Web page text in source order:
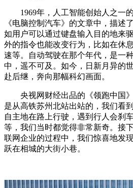
1969年，人工智能创始人之一
《电脑控制汽车》的文章中，描述
如用户可以通过键盘输入目的地来
外的指令也能改变行为，比如在休
速等。自动驾驶在那个年代，是一
中，遥不可及。如今，日新月异的
赴后继，奔向那幅科幻画面。
央视网财经出品的《领跑中国
是从高铁苏州北站出站的，我们看
自主地在路上行驶，遇到行人会刹
等，我们当时都觉得非常新奇。接
联网企业的过程中，我们惊喜地发
跃在相城的大街小巷。